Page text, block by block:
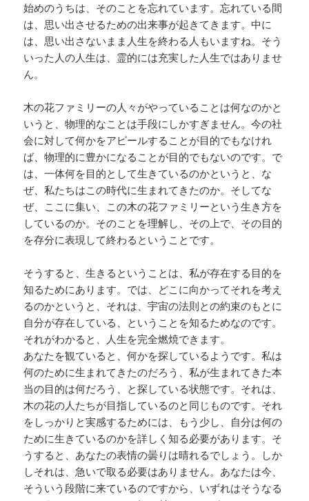
始めのうちは、そのことを忘れています。忘れている間
は、思い出させるための出来事が起きてきます。中に
は、思い出さないまま人生を終わる人もいますね。そう
いった人の人生は、霊的には充実した人生ではありませ
ん。
木の花ファミリーの人々がやっていることは何なのかと
いうと、物理的なことは手段にしかすぎません。今の社
会に対して何かをアピールすることが目的でもなけれ
ば、物理的に豊かになることが目的でもないのです。で
は、一体何を目的として生きているのかというと、な
ぜ、私たちはこの時代に生まれてきたのか。そしてな
ぜ、ここに集い、この木の花ファミリーという生き方を
しているのか。そのことを理解し、その上で、その目的
を存分に表現して終わるということです。
そうすると、生きるということは、私が存在する目的を
知るためにあります。では、どこに向かってそれを考え
るのかというと、それは、宇宙の法則との約束のもとに
自分が存在している、ということを知るためなのです。
それがわかると、人生を完全燃焼できます。
あなたを観ていると、何かを探しているようです。私は
何のために生まれてきたのだろう、私が生まれてきた本
当の目的は何だろう、と探している状態です。それは、
木の花の人たちが目指しているのと同じものです。それ
をしっかりと実感するためには、もう少し、自分は何の
ために生きているのかを詳しく知る必要があります。そ
うすると、あなたの表情の曇りは晴れるでしょう。しか
しそれは、急いで取る必要はありません。あなたは今、
そういう段階に来ているのですから、いずれはそうなる